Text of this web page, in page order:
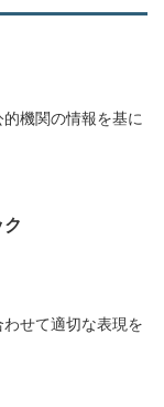
機関の情報を基に
せて適切な表現を